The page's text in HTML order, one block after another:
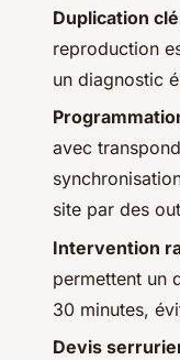
Duplication
reproduction
un diagnostic
avec
site par des
Intervention
permettent un
30 minutes,
Devis